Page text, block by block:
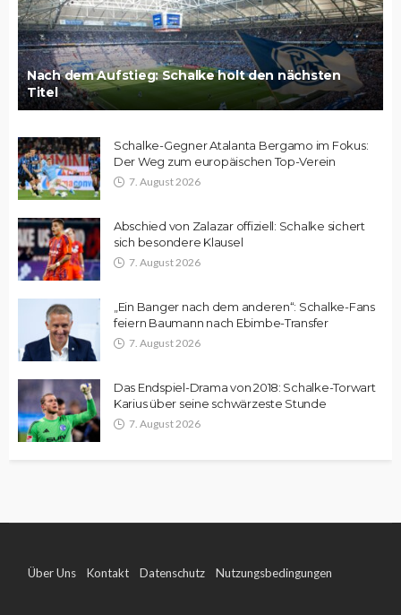
Nach dem Aufstieg: Schalke holt den nächsten
Titel
Schalke-Gegner Atalanta Bergamo im Fokus:
Der Weg zum europäischen Top-Verein
7. August 2026
Abschied von Zalazar offiziell: Schalke sichert
sich besondere Klausel
7. August 2026
„Ein Banger nach dem anderen“: Schalke-Fans
feiern Baumann nach Ebimbe-Transfer
7. August 2026
Das Endspiel-Drama von 2018: Schalke-Torwart
Karius über seine schwärzeste Stunde
7. August 2026
Über Uns Kontakt Datenschutz Nutzungsbedingungen